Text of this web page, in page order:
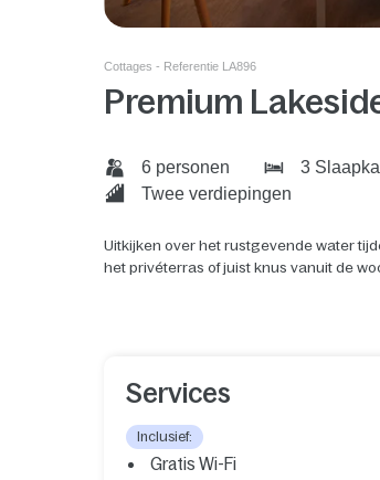
Cottages - Referentie LA896
Premium
6 personen 3
Twee verdiepingen
Uitkijken over het rustgevende water
het privéterras of juist knus vanuit de
Services
Inclusief:
Gratis Wi-Fi